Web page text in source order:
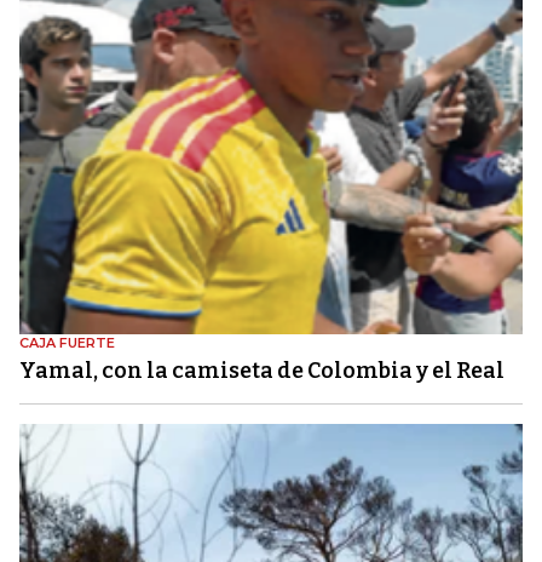
CAJA FUERTE
Yamal, con la camiseta de Colombia y el Real